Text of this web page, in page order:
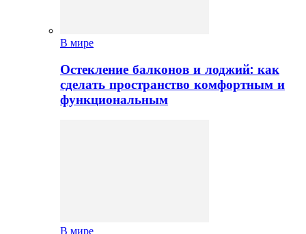
В мире
Остекление балконов и лоджий: как
сделать пространство комфортным и
функциональным
В мире